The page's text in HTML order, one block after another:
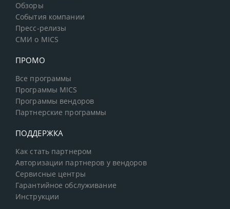
Обзоры
События компании
Пресс-релизы
СМИ о MICS
ПРОМО
Все программы
Программы MICS
Программы вендоров
Партнерские программы
ПОДДЕРЖКА
Как стать партнером
Авторизации партнеров у вендоров
Сервисные центры
Гарантийное обслуживание
Инструкции